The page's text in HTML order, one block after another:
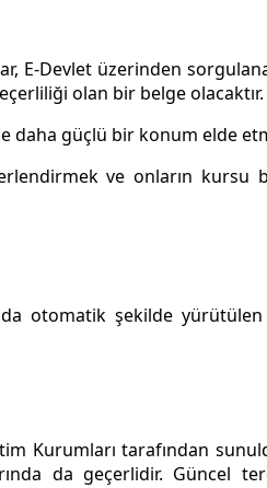
E-Devlet üzerinden
olan bir belge olacaktır.
daha güçlü bir konum elde
ve onların kursu
otomatik şekilde
Kurumları tarafından
da geçerlidir. Güncel